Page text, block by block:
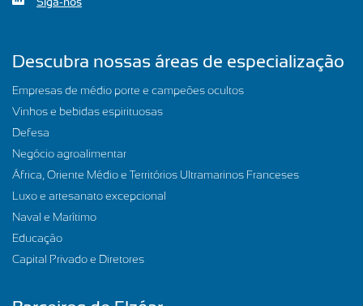
Descubra nossas áreas de especialização
Empresas de médio porte e campeões ocultos
Vinhos e bebidas espirituosas
Defesa
Negócio agroalimentar
África, Oriente Médio e Territórios Ultramarinos Franceses
Luxo e artesanato excepcional
Naval e Marítimo
Educação
Capital Privado e Diretores